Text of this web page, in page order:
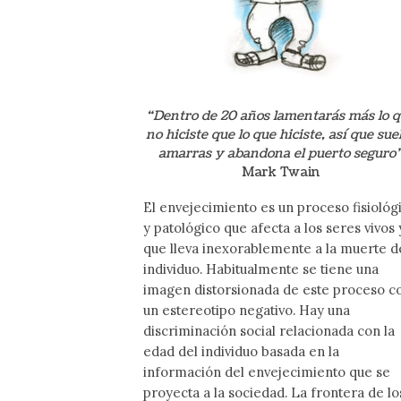
“Dentro de 20 años lamentarás más lo
no hiciste que lo que hiciste, así que
amarras y abandona el puerto
Mark Twain
El envejecimiento es un proceso
y patológico que afecta a los seres vivos
que lleva inexorablemente a la muerte
individuo. Habitualmente se tiene una
imagen distorsionada de este proceso
un estereotipo negativo. Hay una
discriminación social relacionada con la
edad del individuo basada en la
información del envejecimiento que se
proyecta a la sociedad. La frontera de